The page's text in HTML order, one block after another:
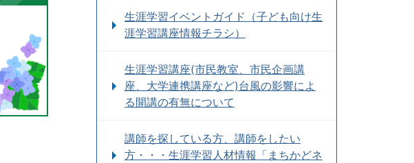
生涯学習イベントガイド（子ども向け生
涯学習講座情報チラシ）
生涯学習講座(市民教室、市民企画講
座、大学連携講座など)台風の影響によ
る開講の有無について
講師を探している方、講師をしたい
方・・・生涯学習人材情報「まちかどネ